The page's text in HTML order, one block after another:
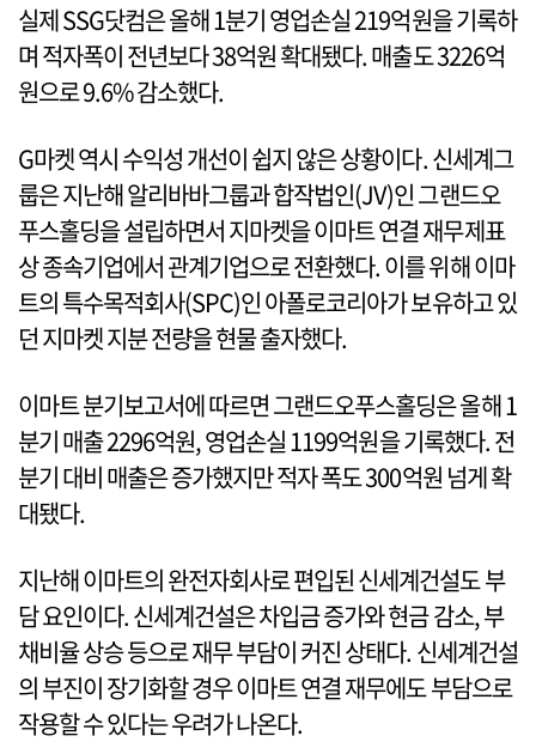
실제 SSG닷컴은 올해 1분기 영업손실 219억원을 기록하
며 적자폭이 전년보다 38억원 확대됐다. 매출도 3226억
원으로 9.6% 감소했다.
G마켓 역시 수익성 개선이 쉽지 않은 상황이다. 신세계그
룹은 지난해 알리바바그룹과 합작법인(JV)인 그랜드오
푸스홀딩을 설립하면서 지마켓을 이마트 연결 재무제표
상 종속기업에서 관계기업으로 전환했다. 이를 위해 이마
트의 특수목적회사(SPC)인 아폴로코리아가 보유하고 있
던 지마켓 지분 전량을 현물 출자했다.
이마트 분기보고서에 따르면 그랜드오푸스홀딩은 올해 1
분기 매출 2296억원, 영업손실 1199억원을 기록했다. 전
분기 대비 매출은 증가했지만 적자 폭도 300억원 넘게 확
대됐다.
지난해 이마트의 완전자회사로 편입된 신세계건설도 부
담 요인이다. 신세계건설은 차입금 증가와 현금 감소, 부
채비율 상승 등으로 재무 부담이 커진 상태다. 신세계건설
의 부진이 장기화할 경우 이마트 연결 재무에도 부담으로
작용할 수 있다는 우려가 나온다.